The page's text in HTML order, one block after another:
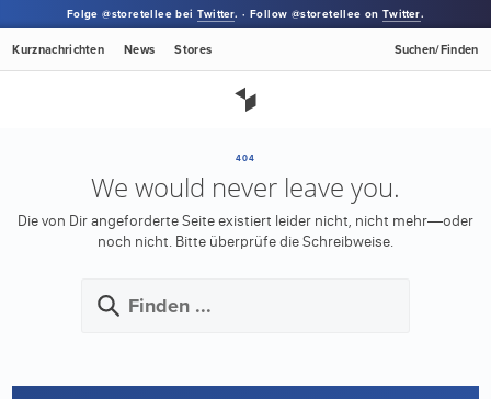
Folge @storetellee beiTwitter. · Follow @storetellee onTwitter.
Kurznachrichten News Stores Suchen/Finden
404
We would never leave you.
Die von Dir angeforderte Seite existiert leider nicht, nicht mehr—oder
noch nicht. Bitte überprüfe die Schreibweise.